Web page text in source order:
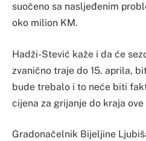
suočeno sa nasljeđenim
oko milion KM.
Hadži-Stević kaže i da će
zvanično traje do 15. aprila,
bude trebalo i to neće biti
cijena za grijanje do kraja
Gradonačelnik Bijeljine